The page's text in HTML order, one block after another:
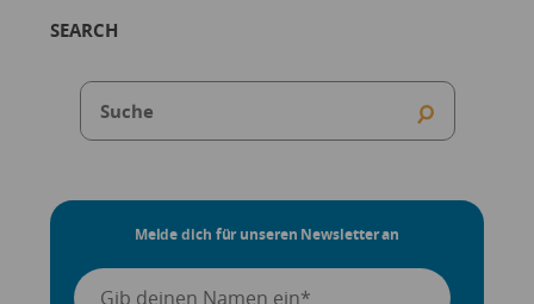
SEARCH
Melde dich für unseren Newsletter an